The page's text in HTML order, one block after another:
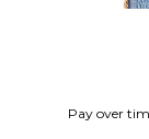
Pay over